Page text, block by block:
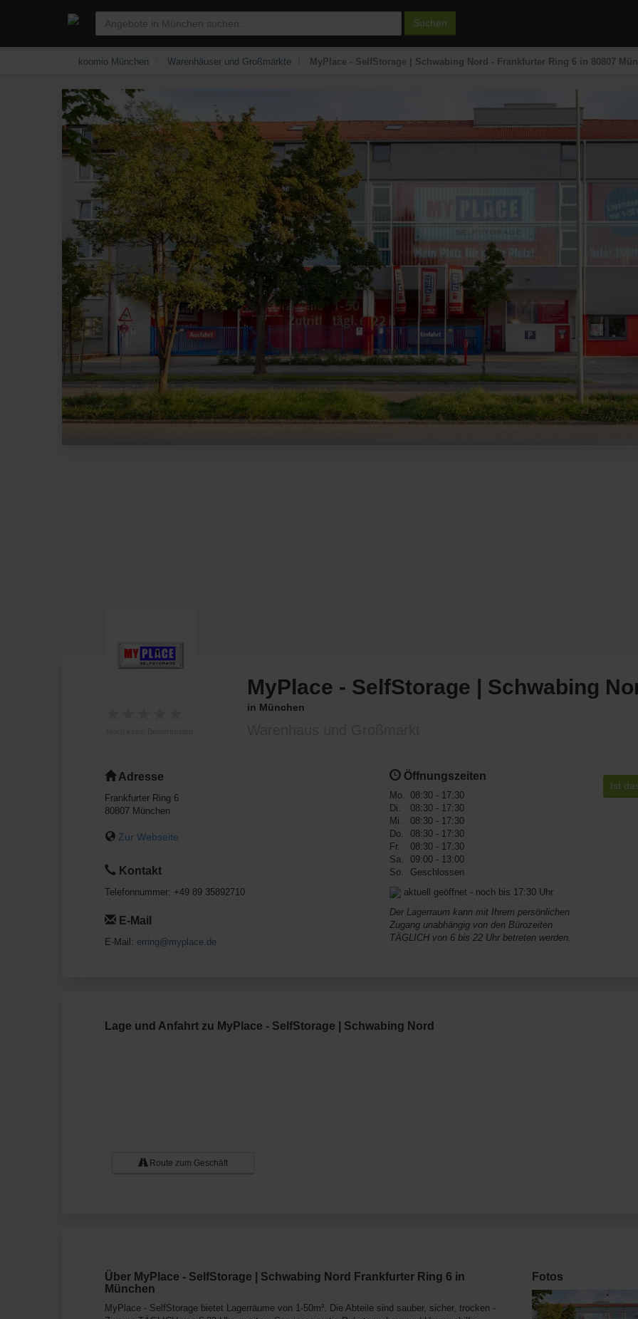
Suchen
koomio München Warenhäuser und Großmärkte MyPlace - SelfStorage | Schwabing Nord - Frankfurter Ring 6 in 80807
MyPlace - SelfStorage | Schwabing
in München
Adresse
Frankfurter Ring 6
80807 München
Zur Webseite
Kontakt
Telefonnummer: +49 89 35892710
E-Mail
E-Mail: erring@myplace.de
Öffnungszeiten
Mo. 08:30 - 17:30
Di.
08:30 - 17:30
Mi.
08:30 - 17:30
Do.
08:30 - 17:30
Fr.
08:30 - 17:30
Sa.
09:00 - 13:00
So.
Geschlossen
aktuell geöffnet - noch bis 17:30 Uhr
Der Lagerraum kann mit Ihrem persönlichen
Zugang unabhängig von den Bürozeiten
TÄGLICH von 6 bis 22 Uhr betreten werden.
Ist
Lage und Anfahrt zu MyPlace - SelfStorage | Schwabing Nord
Route zum Geschäft
Über MyPlace - SelfStorage | Schwabing Nord Frankfurter Ring 6 in
München
MyPlace - SelfStorage bietet Lagerräume von 1-50m². Die Abteile sind sauber, sicher, trocken -
Fotos